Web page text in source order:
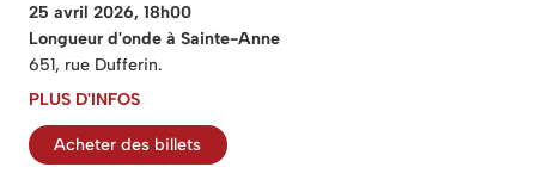
25 avril 2026, 18h00
Longueur d'onde à Sainte-Anne
651, rue Dufferin.
PLUS D'INFOS
Acheter des billets